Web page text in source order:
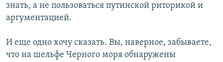
знать, а не пользоваться путинской риторикой и
аргументацией.
И еще одно хочу сказать. Вы, наверное, забываете,
что на шельфе Черного моря обнаружены